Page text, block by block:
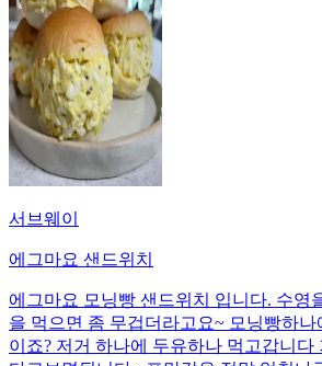
서브웨이
에그마요 샌드위치
에그마요 모닝빵 샌드위치 입니다. 수영
을 먹으면 좀 무겁더라고요~ 모닝빵하나
이죠? 저거 하나에 두유하나 먹고갑니다